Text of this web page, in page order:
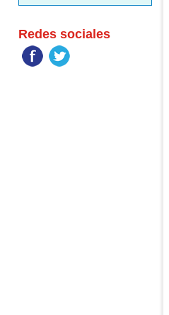
Redes sociales